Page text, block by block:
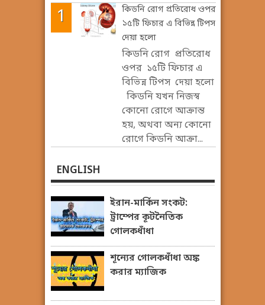
কিডনি রোগ প্রতিরোধ ওপর
১৫টি ফিচার এ বিভিন্ন টিপস
দেয়া হলো
কিডনি রোগ প্রতিরোধ
ওপর ১৫টি ফিচার এ
বিভিন্ন টিপস দেয়া হলো
কিডনি যখন নিজস্ব
কোনো রোগে আক্রান্ত
হয়, অথবা অন্য কোনো
রোগে কিডনি আক্রা...
ENGLISH
ইরান-মার্কিন সংকট:
ট্রাম্পের কূটনৈতিক
গোলকধাঁধা
শূন্যের গোলকধাঁধা অঙ্ক
করার ম্যাজিক